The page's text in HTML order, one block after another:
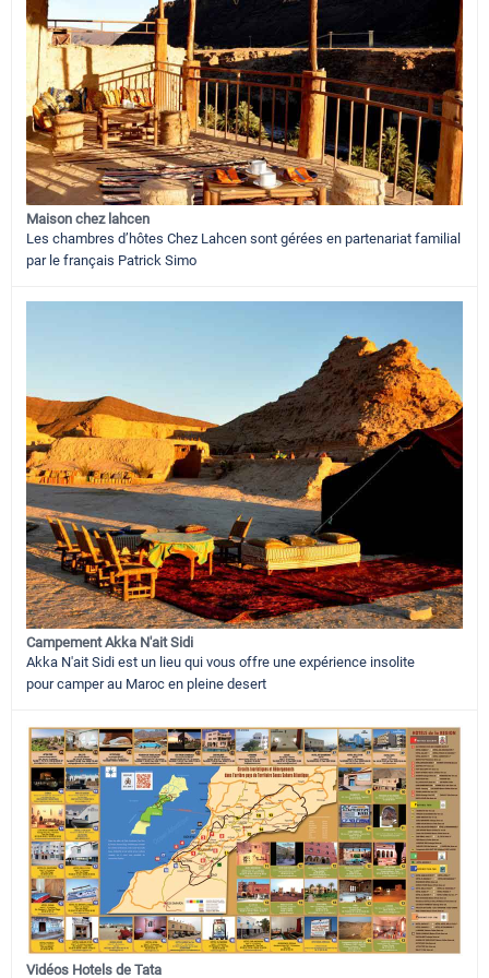
Maison chez lahcen
Les chambres d’hôtes Chez Lahcen sont gérées en partenariat familial
par le français Patrick Simo
Campement Akka N'ait Sidi
Akka N'ait Sidi est un lieu qui vous offre une expérience insolite
pour camper au Maroc en pleine desert
Vidéos Hotels de Tata